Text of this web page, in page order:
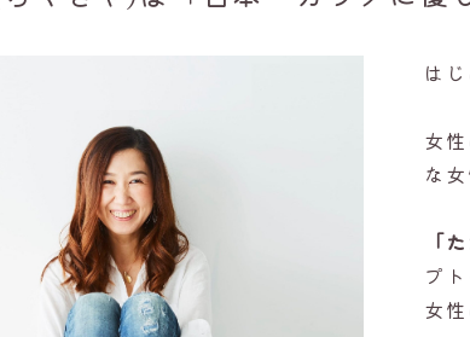
は
女
な
「
プ
女